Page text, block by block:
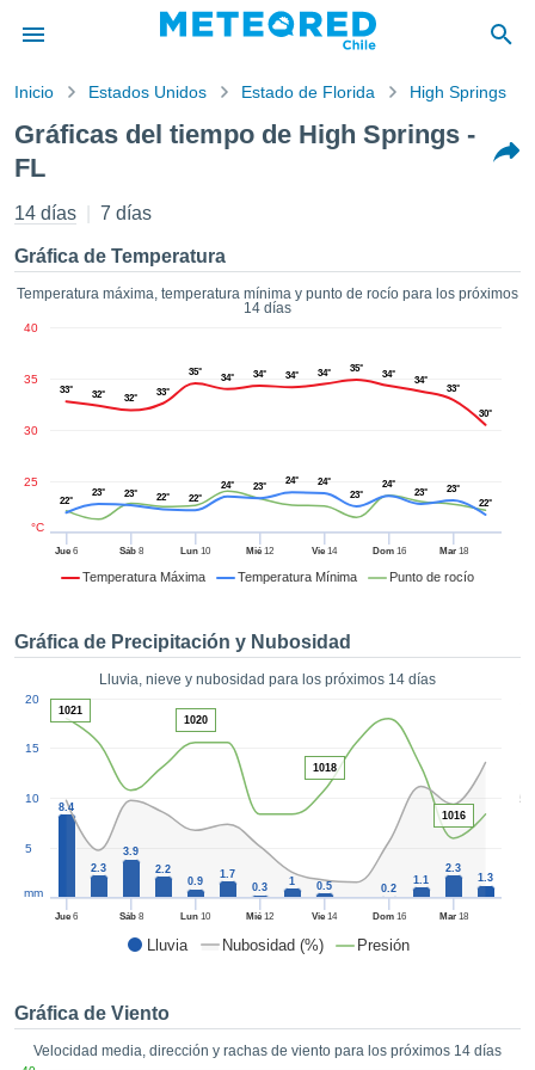
de
para
que se
a este
las
y
digital
basada
seguir
contenido
sin coste.
la
ya sean
nos
un perfil
para
y
CONTINUAR
CONFIGURACIÓN
Inicio Estados Unidos Estado de Florida High Springs
Gráficas del tiempo de High Springs -
FL
14 días 7 días
Gráfica de Temperatura
Temperatura máxima, temperatura mínima y punto de rocío para los próximos
14 días
Temperatura Máxima Temperatura Mínima Punto de rocío
Jue 6 Sáb8 Lun 10 Mié 12 Vie 14 Dom16 Mar18
25
30
35
40
°C
33° 32° 32°
33°
35°
34° 34° 34° 34° 35°
34°
34°
33°
30°
22°
23° 23° 22° 22°
24° 23°
24°
24°
23°
24°
23°
23°
22°
Gráfica de Precipitación y Nubosidad
Lluvia, nieve y nubosidad para los próximos 14 días
Lluvia Nubosidad (%) Presión
50
Jue 6 Sáb8 Lun 10 Mié 12 Vie 14 Dom16 Mar18
5
10
15
20
mm
8.4
2.3
3.9
2.2
0.9
1.7
0.3
1 0.5 0.2
1.1
2.3
1.3
1021
1020
1018
1016
Gráfica de Viento
Velocidad media, dirección y rachas de viento para los próximos 14 días